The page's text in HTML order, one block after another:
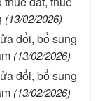
(13/02/2026)
đổi, bổ sung
(13/02/2026)
đổi, bổ sung
(13/02/2026)